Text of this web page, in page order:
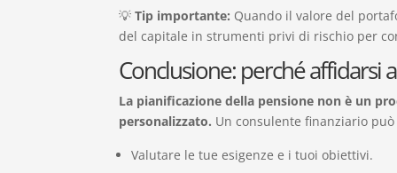
💡Tip importante: Quando il valore del
del capitale in strumenti privi di rischio per
Conclusione: perché affidarsi
La pianificazione della pensione non è un
personalizzato. Un consulente finanziario
Valutare le tue esigenze e i tuoi obiettivi.